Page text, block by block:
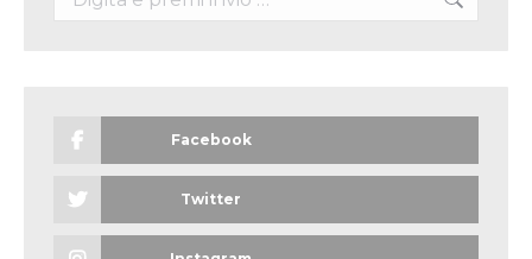
Facebook
Twitter